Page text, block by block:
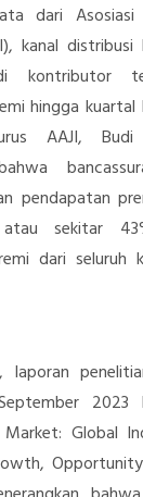
dari Asosiasi
kanal distribusi
kontributor
hingga kuartal
AAJI, Budi
pendapatan
sekitar
dari seluruh
laporan
2023
Market: Global